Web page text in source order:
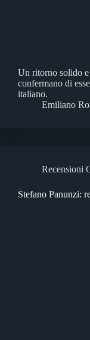
Un ritorno solido
confermano di
italiano.
Emiliano
Recensioni
Stefano Panunzi: